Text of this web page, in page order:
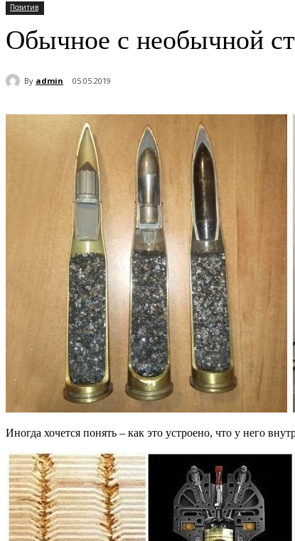
Позитив
Обычное с необычной
By admin 05.05.2019
Иногда хочется понять – как это устроено, что у него